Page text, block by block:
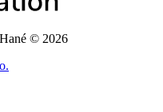
© 2026